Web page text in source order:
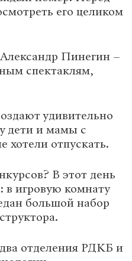
его целиком
Пинегин –
спектаклям,
удивительно
дети и мамы с
хотели отпускать.
В этот день
игровую комнату
большой набор
отделения РДКБ и